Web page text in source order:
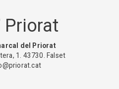
Priorat
del Priorat
1. 43730. Falset